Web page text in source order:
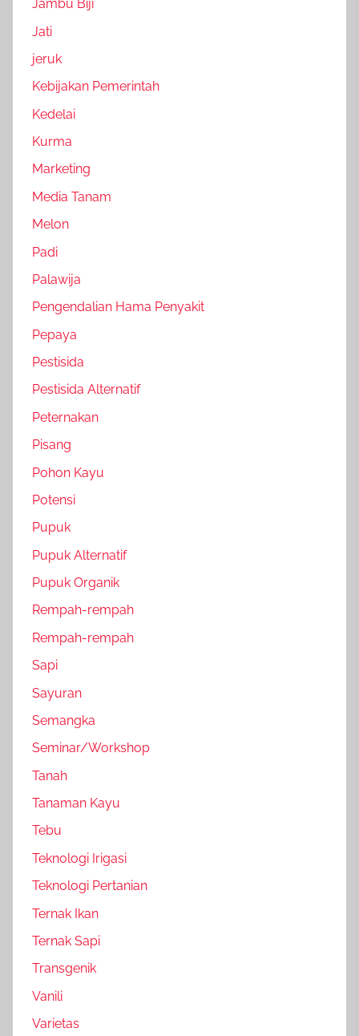
Jambu Biji
Jati
jeruk
Kebijakan Pemerintah
Kedelai
Kurma
Marketing
Media Tanam
Melon
Padi
Palawija
Pengendalian Hama Penyakit
Pepaya
Pestisida
Pestisida Alternatif
Peternakan
Pisang
Pohon Kayu
Potensi
Pupuk
Pupuk Alternatif
Pupuk Organik
Rempah-rempah
Rempah-rempah
Sapi
Sayuran
Semangka
Seminar/Workshop
Tanah
Tanaman Kayu
Tebu
Teknologi Irigasi
Teknologi Pertanian
Ternak Ikan
Ternak Sapi
Transgenik
Vanili
Varietas